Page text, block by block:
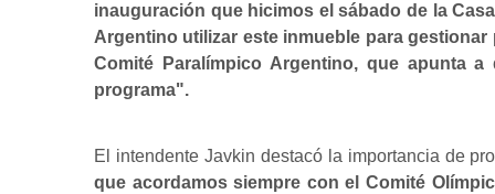
inauguración que hicimos el sábado de la
Argentino utilizar este inmueble para
Comité Paralímpico Argentino, que apunta
programa".
El intendente Javkin destacó la importancia de
que acordamos siempre con el Comité